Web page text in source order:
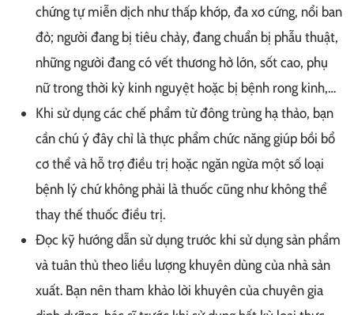
chứng tự miễn dịch như thấp khớp, đa xơ cứng, nổi ban
đỏ; người đang bị tiêu chảy, đang chuẩn bị phẫu thuật,
những người đang có vết thương hở lớn, sốt cao, phụ
nữ trong thời kỳ kinh nguyệt hoặc bị bệnh rong kinh,…
Khi sử dụng các chế phẩm từ đông trùng hạ thảo, bạn
cần chú ý đây chỉ là thực phẩm chức năng giúp bồi bổ
cơ thể và hỗ trợ điều trị hoặc ngăn ngừa một số loại
bệnh lý chứ không phải là thuốc cũng như không thể
thay thế thuốc điều trị.
Đọc kỹ hướng dẫn sử dụng trước khi sử dụng sản phẩm
và tuân thủ theo liều lượng khuyên dùng của nhà sản
xuất. Bạn nên tham khảo lời khuyên của chuyên gia